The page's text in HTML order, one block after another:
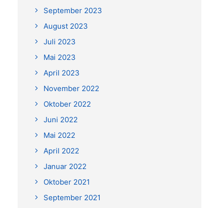
September 2023
August 2023
Juli 2023
Mai 2023
April 2023
November 2022
Oktober 2022
Juni 2022
Mai 2022
April 2022
Januar 2022
Oktober 2021
September 2021